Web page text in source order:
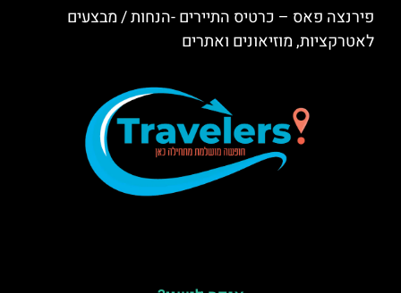
פירנצה פאס – כרטיס התיירים -הנחות / מבצעים
לאטרקציות, מוזיאונים ואתרים